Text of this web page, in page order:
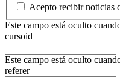
Acepto recibir noticias
Este campo está oculto
cursoid
Este campo está oculto
referer